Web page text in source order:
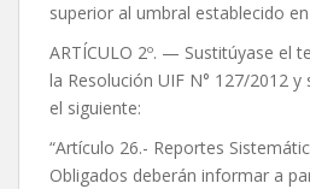
superior al umbral establecido
ARTÍCULO 2º. — Sustitúyase el
la Resolución UIF N° 127/2012
el siguiente:
“Artículo 26.- Reportes
Obligados deberán informar a